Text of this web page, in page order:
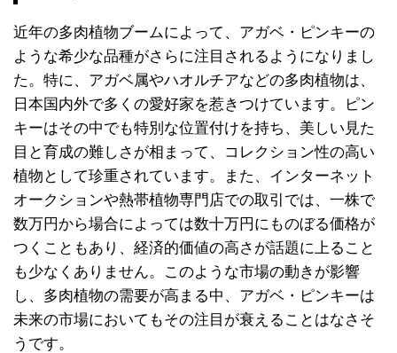
近年の多肉植物ブームによって、アガベ・ピンキーの
ような希少な品種がさらに注目されるようになりまし
た。特に、アガベ属やハオルチアなどの多肉植物は、
日本国内外で多くの愛好家を惹きつけています。ピン
キーはその中でも特別な位置付けを持ち、美しい見た
目と育成の難しさが相まって、コレクション性の高い
植物として珍重されています。また、インターネット
オークションや熱帯植物専門店での取引では、一株で
数万円から場合によっては数十万円にものぼる価格が
つくこともあり、経済的価値の高さが話題に上ること
も少なくありません。このような市場の動きが影響
し、多肉植物の需要が高まる中、アガベ・ピンキーは
未来の市場においてもその注目が衰えることはなさそ
うです。